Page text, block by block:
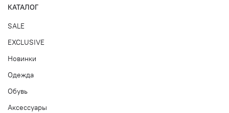
КАТАЛОГ
SALE
EXCLUSIVE
Новинки
Одежда
Обувь
Аксессуары